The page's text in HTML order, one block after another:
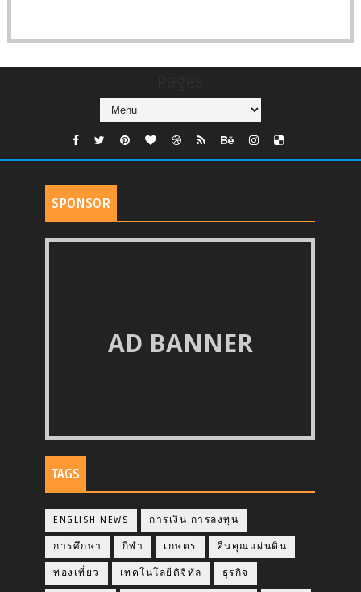
SPONSOR
AD BANNER
TAGS
ENGLISH NEWS การเงิน การลงทุน
การศึกษา กีฬา เกษตร คืนคุณแผ่นดิน
ท่องเที่ยว เทคโนโลยีดิจิทัล ธุรกิจ